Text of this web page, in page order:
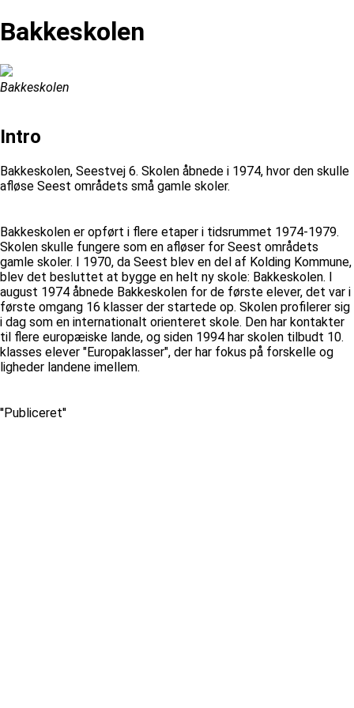
Bakkeskolen
Bakkeskolen
Intro
Bakkeskolen, Seestvej 6. Skolen åbnede i 1974, hvor den skulle
afløse Seest områdets små gamle skoler.
Bakkeskolen er opført i flere etaper i tidsrummet 1974-1979.
Skolen skulle fungere som en afløser for Seest områdets
gamle skoler. I 1970, da Seest blev en del af Kolding Kommune,
blev det besluttet at bygge en helt ny skole: Bakkeskolen. I
august 1974 åbnede Bakkeskolen for de første elever, det var i
første omgang 16 klasser der startede op. Skolen profilerer sig
i dag som en internationalt orienteret skole. Den har kontakter
til flere europæiske lande, og siden 1994 har skolen tilbudt 10.
klasses elever "Europaklasser", der har fokus på forskelle og
ligheder landene imellem.
''Publiceret''